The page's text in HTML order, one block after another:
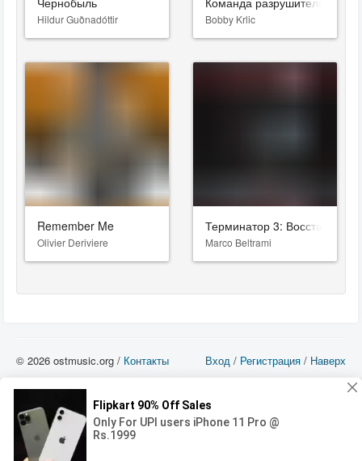
Hildur Guðnadóttir Bobby Krlic
Remember Me
Olivier Deriviere
Терминатор 3: Восстание
Marco Beltrami
Вход / Регистрация / Наверх
© 2026 ostmusic.org / Контакты
можете использовать такие материалы только в том в случае, если
использование производится с ознакомительными целями - для прочих целей
вы должны приобрести лицензионную запись.